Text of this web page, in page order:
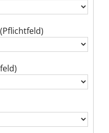
(Pflichtfeld)